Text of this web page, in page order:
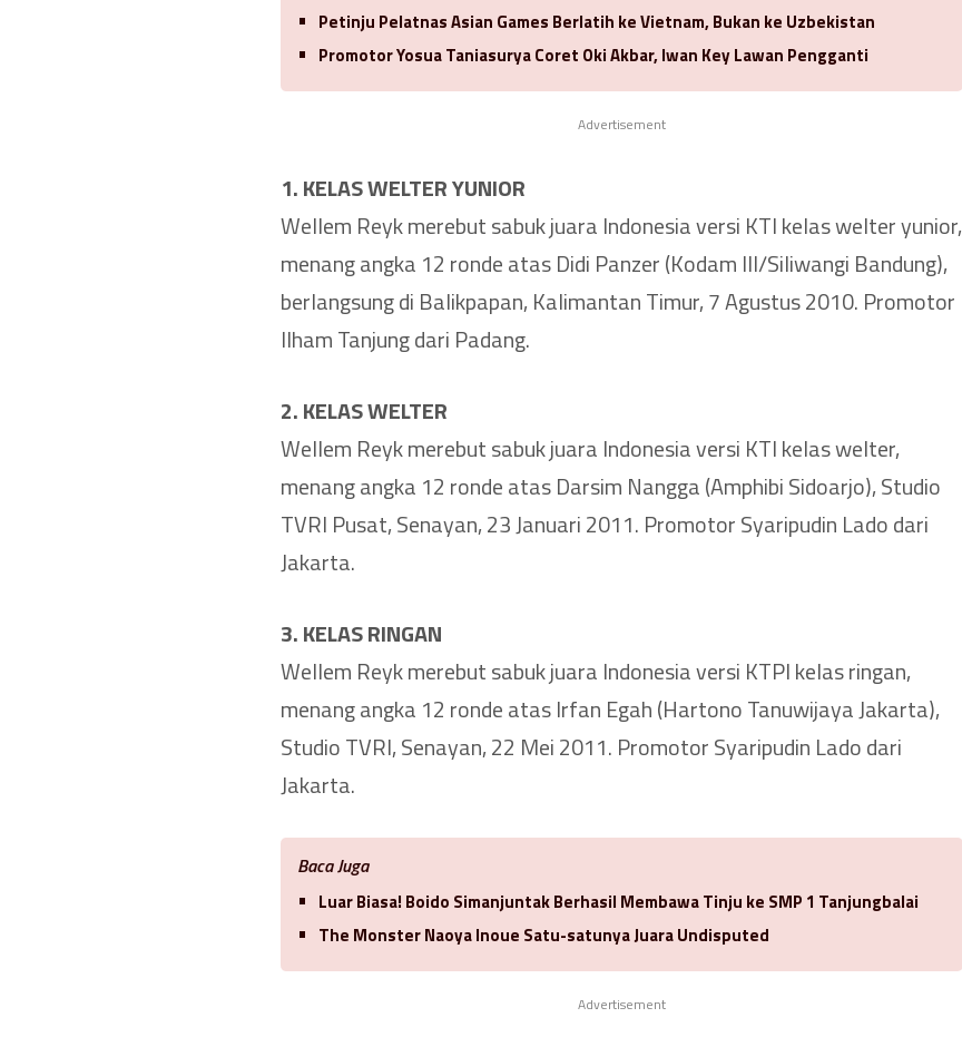
Petinju Pelatnas Asian Games Berlatih ke Vietnam, Bukan ke Uzbekistan
Promotor Yosua Taniasurya Coret Oki Akbar, Iwan Key Lawan Pengganti
Advertisement
1. KELAS WELTER YUNIOR
Wellem Reyk merebut sabuk juara Indonesia versi KTI kelas welter yunior,
menang angka 12 ronde atas Didi Panzer (Kodam III/Siliwangi Bandung),
berlangsung di Balikpapan, Kalimantan Timur, 7 Agustus 2010. Promotor
Ilham Tanjung dari Padang.
2. KELAS WELTER
Wellem Reyk merebut sabuk juara Indonesia versi KTI kelas welter,
menang angka 12 ronde atas Darsim Nangga (Amphibi Sidoarjo), Studio
TVRI Pusat, Senayan, 23 Januari 2011. Promotor Syaripudin Lado dari
Jakarta.
3. KELAS RINGAN
Wellem Reyk merebut sabuk juara Indonesia versi KTPI kelas ringan,
menang angka 12 ronde atas Irfan Egah (Hartono Tanuwijaya Jakarta),
Studio TVRI, Senayan, 22 Mei 2011. Promotor Syaripudin Lado dari
Jakarta.
Baca Juga
Luar Biasa! Boido Simanjuntak Berhasil Membawa Tinju ke SMP 1 Tanjungbalai
The Monster Naoya Inoue Satu-satunya Juara Undisputed
Advertisement